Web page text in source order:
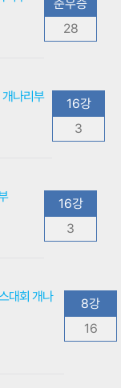
준우승
28
나리부
16강
3
16강
3
대회 개나
8강
16